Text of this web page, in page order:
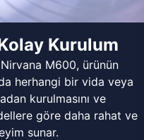
Kurulum
Nirvana M600, ürünün
herhangi bir vida veya
kurulmasını ve
göre daha rahat ve
sunar.